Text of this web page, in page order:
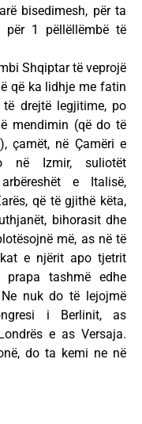
bisedimesh, për ta
për 1 pëllëllëmbë të
Shqiptar të veprojë
që ka lidhje me fatin
drejtë legjitime, po
mendimin (që do të
çamët, në Çamëri e
në Izmir, suliotët
e Italisë,
që të gjithë këta,
bihorasit dhe
më, as në të
e njërit apo tjetrit
tashmë edhe
nuk do të lejojmë
i Berlinit, as
e as Versaja.
do ta kemi ne në